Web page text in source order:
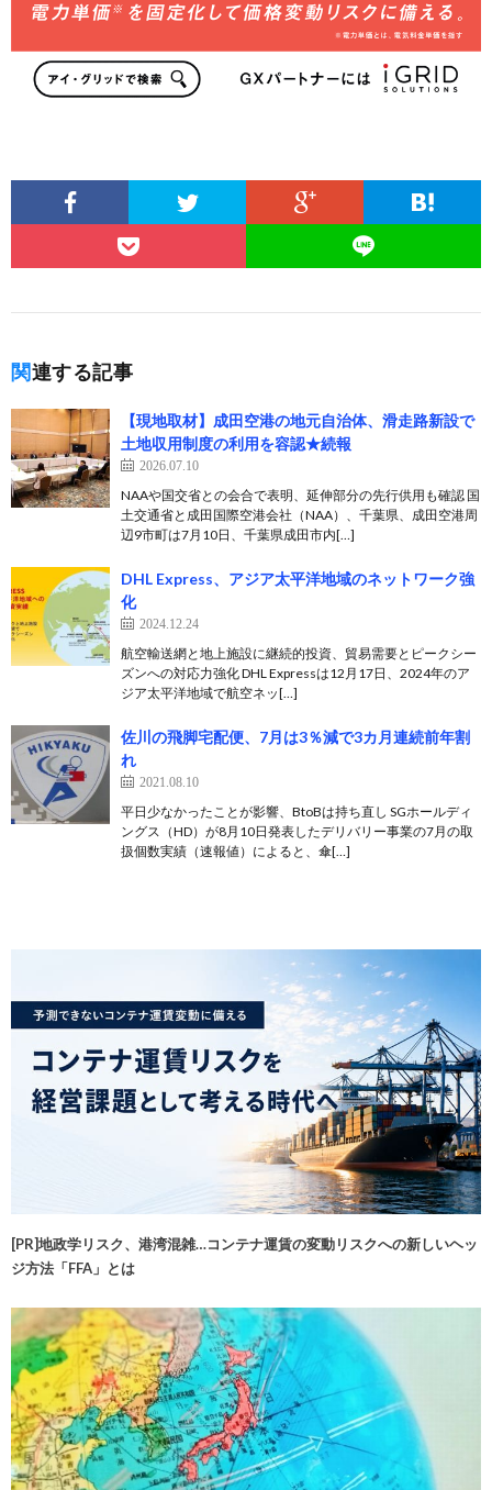
関連する記事
【現地取材】成田空港の地元自治体、滑走路新設で
土地収用制度の利用を容認★続報
2026.07.10
NAAや国交省との会合で表明、延伸部分の先行供用も確認 国
土交通省と成田国際空港会社（NAA）、千葉県、成田空港周
辺9市町は7月10日、千葉県成田市内[…]
DHL Express、アジア太平洋地域のネットワーク強
化
2024.12.24
航空輸送網と地上施設に継続的投資、貿易需要とピークシー
ズンへの対応力強化 DHL Expressは12月17日、2024年のア
ジア太平洋地域で航空ネッ[…]
佐川の飛脚宅配便、7月は3％減で3カ月連続前年割
れ
2021.08.10
平日少なかったことが影響、BtoBは持ち直し SGホールディ
ングス（HD）が8月10日発表したデリバリー事業の7月の取
扱個数実績（速報値）によると、傘[…]
[PR]地政学リスク、港湾混雑…コンテナ運賃の変動リスクへの新しいヘッ
ジ方法「FFA」とは